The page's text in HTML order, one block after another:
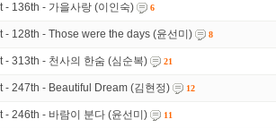
- 136th - 가을사랑 (이인숙) 6
- 128th - Those were the days (윤선미) 8
- 313th - 천사의 한숨 (심순복) 21
- 247th - Beautiful Dream (김현정) 12
- 246th - 바람이 분다 (윤선미) 11